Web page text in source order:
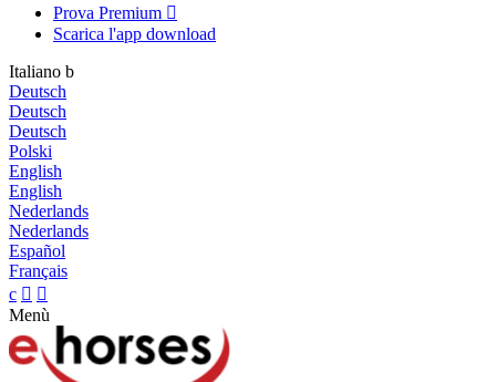
Prova Premium 
Scarica l'app download
Italiano b
Deutsch
Deutsch
Deutsch
Polski
English
English
Nederlands
Nederlands
Español
Français
c  
Menù